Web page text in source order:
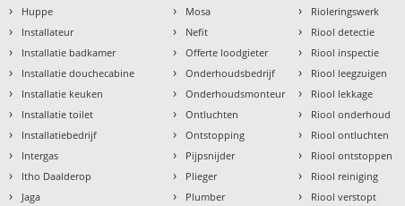
› Huppe
› Installateur
› Installatie badkamer
› Installatie douchecabine
› Installatie keuken
› Installatie toilet
› Installatiebedrijf
› Intergas
› Itho Daalderop
› Jaga
› Mosa
› Nefit
› Offerte loodgieter
› Onderhoudsbedrijf
› Onderhoudsmonteur
› Ontluchten
› Ontstopping
› Pijpsnijder
› Plieger
› Plumber
› Rioleringswerk
› Riool detectie
› Riool inspectie
› Riool leegzuigen
› Riool lekkage
› Riool onderhoud
› Riool ontluchten
› Riool ontstoppen
› Riool reiniging
› Riool verstopt